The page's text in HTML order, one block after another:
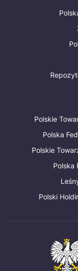
Polskie
Polska
Polskie
Polska
Polski